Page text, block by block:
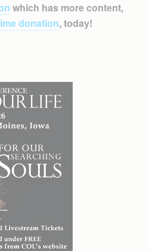
which has more content,
donation, today!